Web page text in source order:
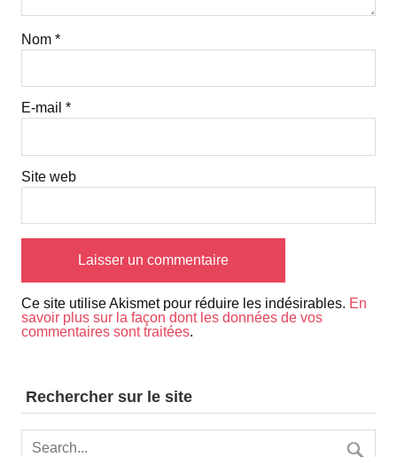
Nom *
E-mail *
Site web
Ce site utilise Akismet pour réduire les indésirables. En
savoir plus sur la façon dont les données de vos
commentaires sont traitées.
Rechercher sur le site